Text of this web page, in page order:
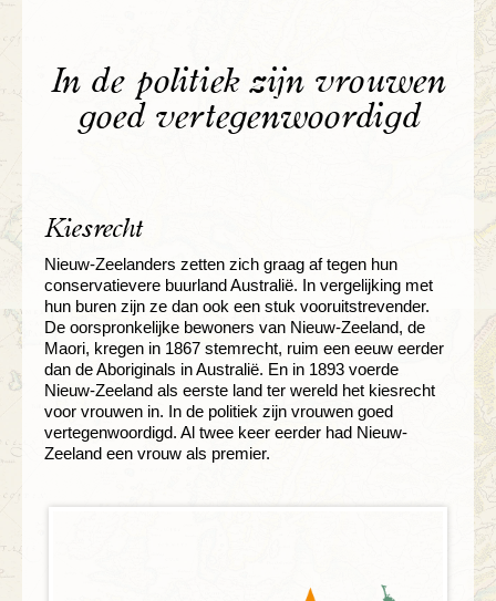
In de politiek zijn vrouwen
goed vertegenwoordigd
Kiesrecht
Nieuw-Zeelanders zetten zich graag af tegen hun
conservatievere buurland Australië. In vergelijking met
hun buren zijn ze dan ook een stuk vooruitstrevender.
De oorspronkelijke bewoners van Nieuw-Zeeland, de
Maori, kregen in 1867 stemrecht, ruim een eeuw eerder
dan de Aboriginals in Australië. En in 1893 voerde
Nieuw-Zeeland als eerste land ter wereld het kiesrecht
voor vrouwen in. In de politiek zijn vrouwen goed
vertegenwoordigd. Al twee keer eerder had Nieuw-
Zeeland een vrouw als premier.